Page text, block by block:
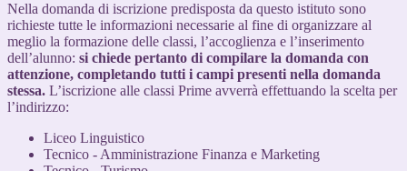
Nella domanda di iscrizione predisposta da questo istituto sono
richieste tutte le informazioni necessarie al fine di organizzare al
meglio la formazione delle classi, l’accoglienza e l’inserimento
dell’alunno: si chiede pertanto di compilare la domanda con
attenzione, completando tutti i campi presenti nella domanda
stessa. L’iscrizione alle classi Prime avverrà effettuando la scelta per
l’indirizzo:
Liceo Linguistico
Tecnico - Amministrazione Finanza e Marketing